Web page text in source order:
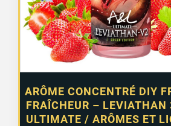
ARÔME CONCENTRÉ DIY
FRAÎCHEUR –
ULTIMATE / ARÔMES ET